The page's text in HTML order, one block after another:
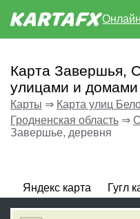
Карта Завершья,
улицами и домами
Карты ⇒ Карта улиц
Гродненская область ⇒
Завершье, деревня
Яндекс карта Гугл